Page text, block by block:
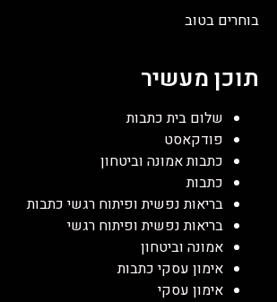
בוחרים בטוב
תוכן מעשיר
שלום בית כתבות
פודקאסט
כתבות אמונה וביטחון
כתבות
בריאות נפשית ופיתוח רגשי כתבות
בריאות נפשית ופיתוח רגשי
אמונה וביטחון
אימון עסקי כתבות
אימון עסקי